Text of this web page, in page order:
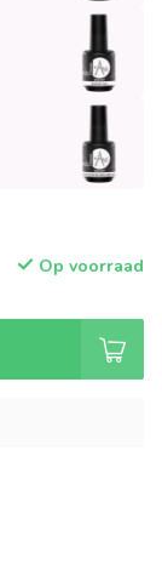
Op voorraad